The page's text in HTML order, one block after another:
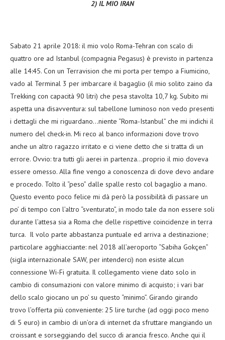
2) IL MIO IRAN
Sabato 21 aprile 2018: il mio volo Roma-Tehran con scalo di
quattro ore ad Istanbul (compagnia Pegasus) è previsto in partenza
alle 14:45. Con un Terravision che mi porta per tempo a Fiumicino,
vado al Terminal 3 per imbarcare il bagaglio (il mio solito zaino da
Trekking con capacità 90 litri) che pesa stavolta 10,7 kg. Subito mi
aspetta una disavventura: sul tabellone luminoso non vedo presenti
i dettagli che mi riguardano…niente “Roma-Istanbul” che mi indichi il
numero del check-in. Mi reco al banco informazioni dove trovo
anche un altro ragazzo irritato e ci viene detto che si tratta di un
errore. Ovvio: tra tutti gli aerei in partenza…proprio il mio doveva
essere omesso. Alla fine vengo a conoscenza di dove devo andare
e procedo. Tolto il “peso” dalle spalle resto col bagaglio a mano.
Questo evento poco felice mi dà però la possibilità di passare un
po’ di tempo con l’altro “sventurato”, in modo tale da non essere soli
durante l’attesa sia a Roma che delle rispettive coincidenze in terra
turca. Il volo parte abbastanza puntuale ed arriva a destinazione;
particolare agghiacciante: nel 2018 all’aeroporto “Sabiha Gokçen”
(sigla internazionale SAW, per intenderci) non esiste alcun
connessione Wi-Fi gratuita. Il collegamento viene dato solo in
cambio di consumazioni con valore minimo di acquisto; i vari bar
dello scalo giocano un po’ su questo “minimo”. Girando girando
trovo l’offerta più conveniente: 25 lire turche (ad oggi poco meno
di 5 euro) in cambio di un’ora di internet da sfruttare mangiando un
croissant e sorseggiando del succo di arancia fresco. Anche qui il